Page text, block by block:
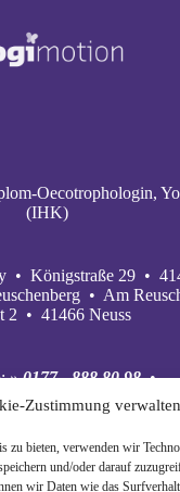
Zustimmung verwalten
zu bieten, verwenden wir
und/oder darauf
wir Daten wie das
Oecotrophologin,
(IHK)
• Königstraße 29 •
• Am
2 • 41466 Neuss
» 0177 - 888 80 98•
» 0177 - 888 80 98
•
• XING:» Wiebke